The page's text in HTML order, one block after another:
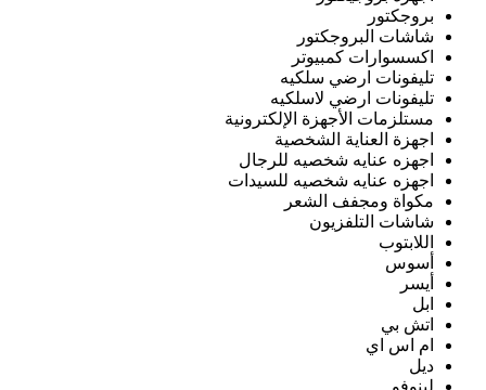
بروجكتور
شاشات البروجكتور
اكسسوارات كمبيوتر
تليفونات ارضي سلكيه
تليفونات ارضي لاسلكيه
مستلزمات الأجهزة الإلكترونية
اجهزة العناية الشخصية
اجهزه عنايه شخصيه للرجال
اجهزه عنايه شخصيه للسيدات
مكواة ومجفف الشعر
شاشات التلفزيون
اللابتوب
أسوس
أيسر
ابل
اتش بي
ام اس اي
ديل